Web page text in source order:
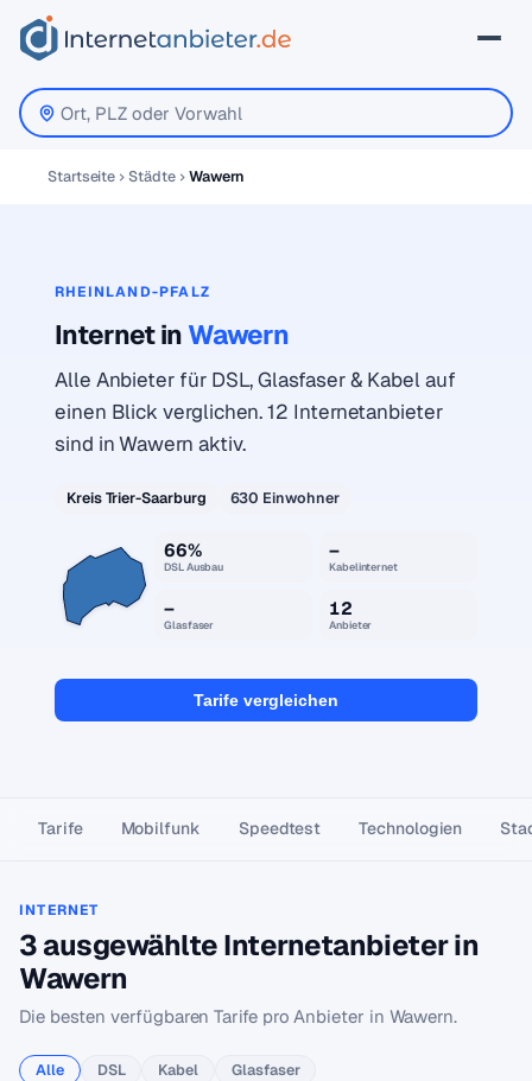
Startseite Städte Wawern
RHEINLAND-PFALZ
Internet in Wawern
Alle Anbieter für DSL, Glasfaser & Kabel auf
einen Blick verglichen. 12 Internetanbieter
sind in Wawern aktiv.
Kreis Trier-Saarburg 630 Einwohner
66%
DSL Ausbau
–
Kabelinternet
–
Glasfaser
12
Anbieter
Tarife vergleichen
Tarife Mobilfunk Speedtest Technologien
INTERNET
3 ausgewählte Internetanbieter in
Wawern
Die besten verfügbaren Tarife pro Anbieter in Wawern.
Alle DSL Kabel Glasfaser